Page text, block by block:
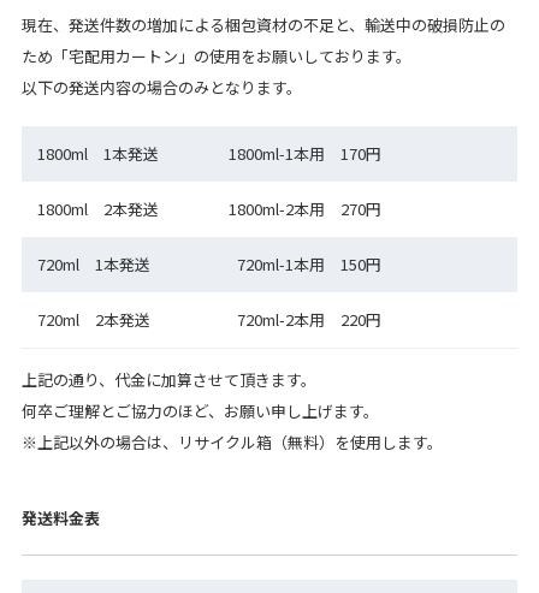
現在、発送件数の増加による梱包資材の不足と、輸送中の破損防止の
ため「宅配用カートン」の使用をお願いしております。
以下の発送内容の場合のみとなります。
1800ml 1本発送 1800ml-1本用 170円
1800ml 2本発送 1800ml-2本用 270円
720ml 1本発送 720ml-1本用 150円
720ml 2本発送 720ml-2本用 220円
上記の通り、代金に加算させて頂きます。
何卒ご理解とご協力のほど、お願い申し上げます。
※上記以外の場合は、リサイクル箱（無料）を使用します。
発送料金表